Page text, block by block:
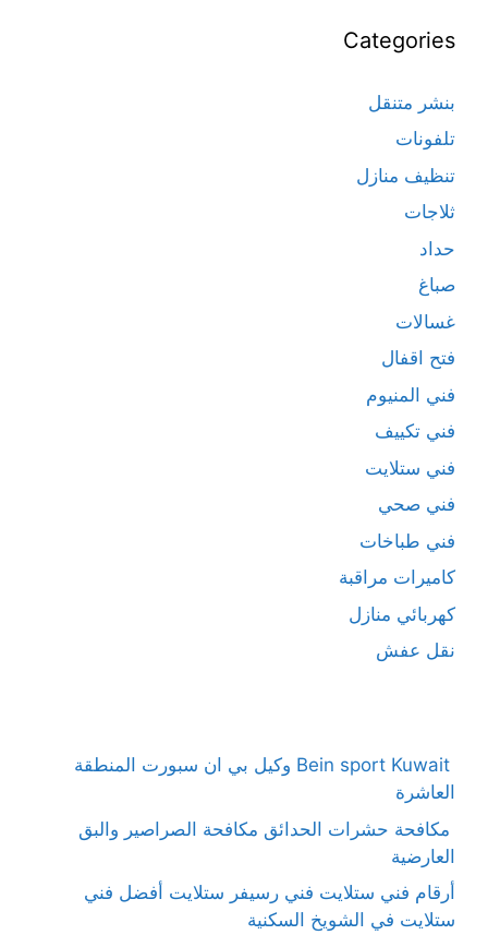
Categories
بنشر متنقل
تلفونات
تنظيف منازل
ثلاجات
حداد
صباغ
غسالات
فتح اقفال
فني المنيوم
فني تكييف
فني ستلايت
فني صحي
فني طباخات
كاميرات مراقبة
كهربائي منازل
نقل عفش
Bein sport Kuwait وكيل بي ان سبورت المنطقة
العاشرة
مكافحة حشرات الحدائق مكافحة الصراصير والبق
العارضية
أرقام فني ستلايت فني رسيفر ستلايت أفضل فني
ستلايت في الشويخ السكنية